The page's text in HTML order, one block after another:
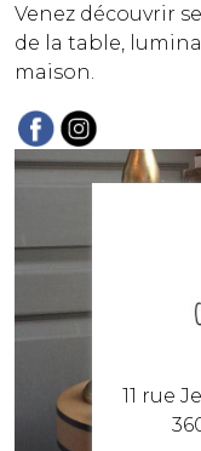
Venez découvrir
de la table,
maison.
11 rue